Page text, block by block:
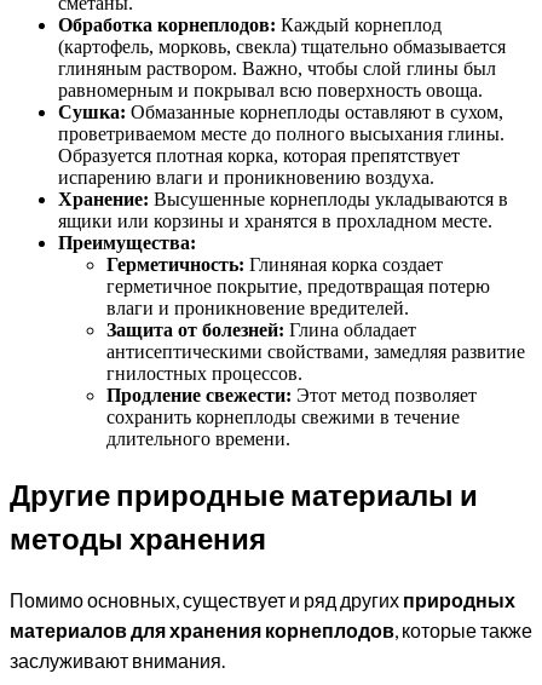
Обработка корнеплодов: Каждый корнеплод
(картофель, морковь, свекла) тщательно обмазывается
глиняным раствором. Важно, чтобы слой глины был
равномерным и покрывал всю поверхность овоща.
Сушка: Обмазанные корнеплоды оставляют в сухом,
проветриваемом месте до полного высыхания глины.
Образуется плотная корка, которая препятствует
испарению влаги и проникновению воздуха.
Хранение: Высушенные корнеплоды укладываются в
ящики или корзины и хранятся в прохладном месте.
Преимущества:
Герметичность: Глиняная корка создает
герметичное покрытие, предотвращая потерю
влаги и проникновение вредителей.
Защита от болезней: Глина обладает
антисептическими свойствами, замедляя развитие
гнилостных процессов.
Продление свежести: Этот метод позволяет
сохранить корнеплоды свежими в течение
длительного времени.
Другие природные материалы и
методы хранения
Помимо основных, существует и ряд других природных
материалов для хранения корнеплодов, которые также
заслуживают внимания.